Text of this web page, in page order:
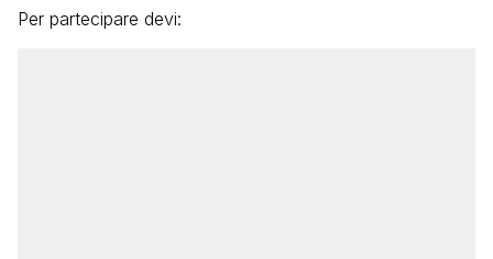
Per partecipare devi: